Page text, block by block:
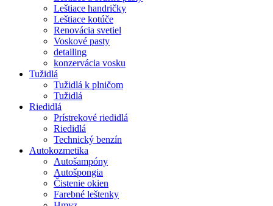
Leštiace handričky
Leštiace kotúče
Renovácia svetiel
Voskové pasty
detailing
konzervácia vosku
Tužidlá
Tužidlá k plničom
Tužidlá
Riedidlá
Prístrekové riedidlá
Riedidlá
Technický benzín
Autokozmetika
Autošampóny
Autošpongia
Čistenie okien
Farebné leštenky